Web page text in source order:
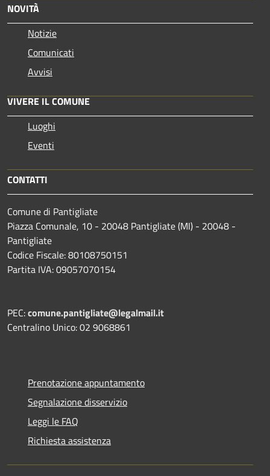
NOVITÀ
Notizie
Comunicati
Avvisi
VIVERE IL COMUNE
Luoghi
Eventi
CONTATTI
Comune di Pantigliate
Piazza Comunale, 10 - 20048 Pantigliate (MI) - 20048 -
Pantigliate
Codice Fiscale: 80108750151
Partita IVA: 09057070154
PEC:comune.pantigliate@legalmail.it
Centralino Unico: 02 9068861
Prenotazione appuntamento
Segnalazione disservizio
Leggi le FAQ
Richiesta assistenza